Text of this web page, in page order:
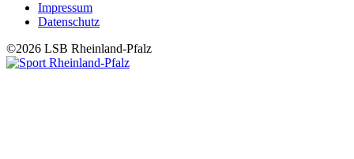
Fußzeilenmenü
Impressum
Datenschutz
©2026 LSB Rheinland-Pfalz